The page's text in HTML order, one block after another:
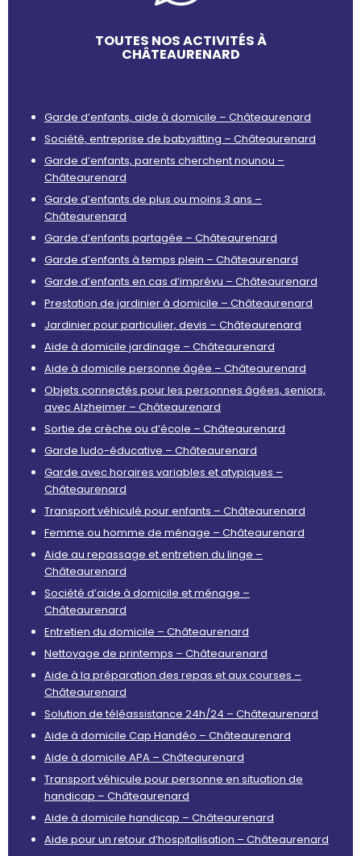
TOUTES NOS ACTIVITÉS À
CHÂTEAURENARD
Garde d’enfants, aide à domicile – Châteaurenard
Société, entreprise de babysitting – Châteaurenard
Garde d’enfants, parents cherchent nounou –
Châteaurenard
Garde d’enfants de plus ou moins 3 ans –
Châteaurenard
Garde d’enfants partagée – Châteaurenard
Garde d’enfants à temps plein – Châteaurenard
Garde d’enfants en cas d’imprévu – Châteaurenard
Prestation de jardinier à domicile – Châteaurenard
Jardinier pour particulier, devis – Châteaurenard
Aide à domicile jardinage – Châteaurenard
Aide à domicile personne âgée – Châteaurenard
Objets connectés pour les personnes âgées, seniors,
avec Alzheimer – Châteaurenard
Sortie de crèche ou d’école – Châteaurenard
Garde ludo-éducative – Châteaurenard
Garde avec horaires variables et atypiques –
Châteaurenard
Transport véhiculé pour enfants – Châteaurenard
Femme ou homme de ménage – Châteaurenard
Aide au repassage et entretien du linge –
Châteaurenard
Société d’aide à domicile et ménage –
Châteaurenard
Entretien du domicile – Châteaurenard
Nettoyage de printemps – Châteaurenard
Aide à la préparation des repas et aux courses –
Châteaurenard
Solution de téléassistance 24h/24 – Châteaurenard
Aide à domicile Cap Handéo – Châteaurenard
Aide à domicile APA – Châteaurenard
Transport véhicule pour personne en situation de
handicap – Châteaurenard
Aide à domicile handicap – Châteaurenard
Aide pour un retour d’hospitalisation – Châteaurenard